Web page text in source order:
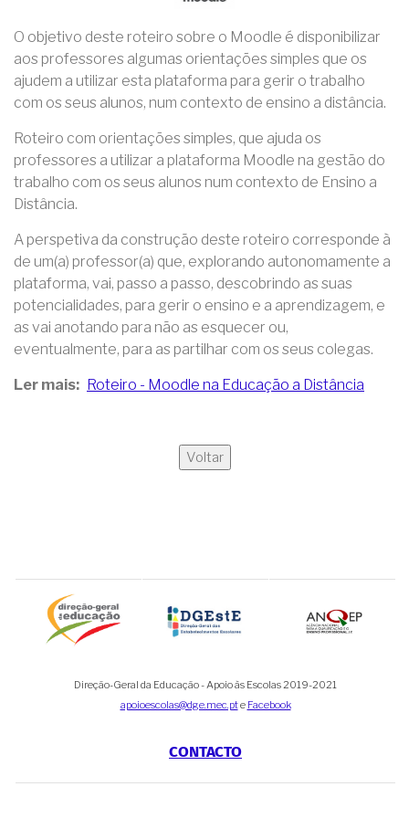
O objetivo deste roteiro sobre o Moodle é disponibilizar
aos professores algumas orientações simples que os
ajudem a utilizar esta plataforma para gerir o trabalho
com os seus alunos, num contexto de ensino a distância.
Roteiro com orientações simples, que ajuda os
professores a utilizar a plataforma Moodle na gestão do
trabalho com os seus alunos num contexto de Ensino a
Distância.
A perspetiva da construção deste roteiro corresponde à
de um(a) professor(a) que, explorando autonomamente a
plataforma, vai, passo a passo, descobrindo as suas
potencialidades, para gerir o ensino e a aprendizagem, e
as vai anotando para não as esquecer ou,
eventualmente, para as partilhar com os seus colegas.
Ler mais Roteiro - Moodle na Educação a Distância
Voltar
Direção-Geral da Educação - Apoio às Escolas 2019-2021
apoioescolas@dge.mec.pte Facebook
CONTACTO